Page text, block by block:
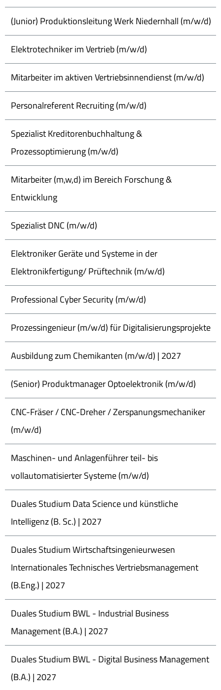
(Junior) Produktionsleitung Werk Niedernhall (m/w/d)
Elektrotechniker im Vertrieb (m/w/d)
Mitarbeiter im aktiven Vertriebsinnendienst (m/w/d)
Personalreferent Recruiting (m/w/d)
Spezialist Kreditorenbuchhaltung &
Prozessoptimierung (m/w/d)
Mitarbeiter (m,w,d) im Bereich Forschung &
Entwicklung
Spezialist DNC (m/w/d)
Elektroniker Geräte und Systeme in der
Elektronikfertigung/ Prüftechnik (m/w/d)
Professional Cyber Security (m/w/d)
Prozessingenieur (m/w/d) für Digitalisierungsprojekte
Ausbildung zum Chemikanten (m/w/d) | 2027
(Senior) Produktmanager Optoelektronik (m/w/d)
CNC-Fräser / CNC-Dreher / Zerspanungsmechaniker
(m/w/d)
Maschinen- und Anlagenführer teil- bis
vollautomatisierter Systeme (m/w/d)
Duales Studium Data Science und künstliche
Intelligenz (B. Sc.) | 2027
Duales Studium Wirtschaftsingenieurwesen
Internationales Technisches Vertriebsmanagement
(B.Eng.) | 2027
Duales Studium BWL - Industrial Business
Management (B.A.) | 2027
Duales Studium BWL - Digital Business Management
(B.A.) | 2027